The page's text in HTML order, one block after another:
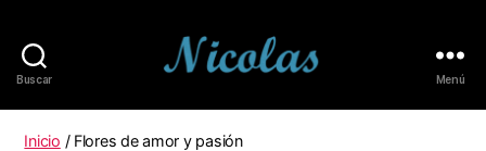
Buscar
por
la
Menú
Inicio / Flores de amor y pasión